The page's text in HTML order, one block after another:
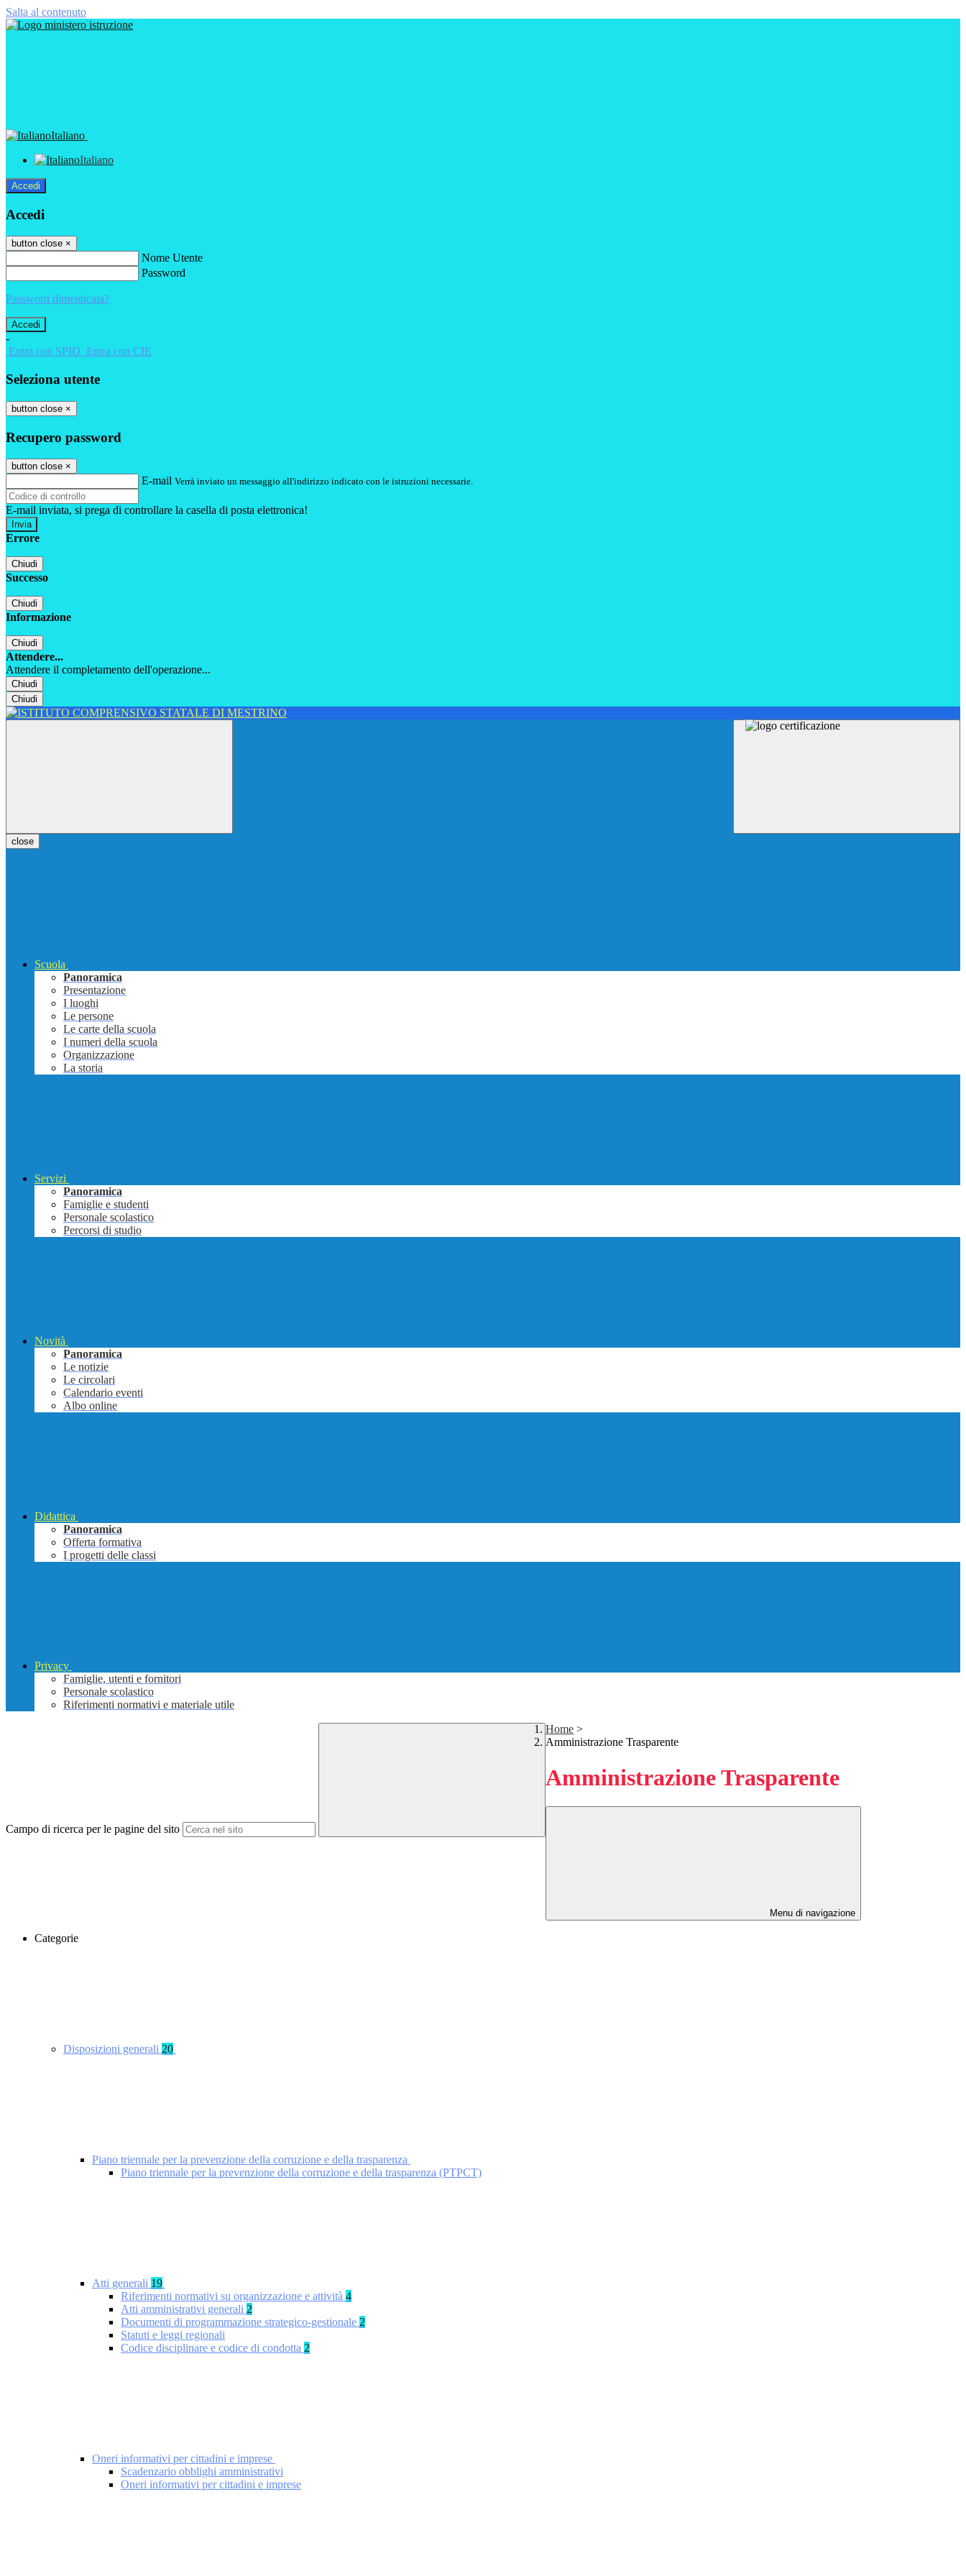
Salta al contenuto
Italiano
Italiano
Accedi
Accedi
button close ×
Nome Utente
Password
Password dimenticata?
-
Entra con SPID Entra con CIE
Seleziona utente
button close ×
Recupero password
button close ×
E-mail Verrà inviato un messaggio all'indirizzo indicato con le istruzioni necessarie.
E-mail inviata, si prega di controllare la casella di posta elettronica!
Errore
Chiudi
Successo
Chiudi
Informazione
Chiudi
Attendere...
Attendere il completamento dell'operazione...
Chiudi
Chiudi
close
Scuola
Panoramica
Presentazione
I luoghi
Le persone
Le carte della scuola
I numeri della scuola
Organizzazione
La storia
Servizi
Panoramica
Famiglie e studenti
Personale scolastico
Percorsi di studio
Novità
Panoramica
Le notizie
Le circolari
Calendario eventi
Albo online
Didattica
Panoramica
Offerta formativa
I progetti delle classi
Privacy
Famiglie, utenti e fornitori
Personale scolastico
Riferimenti normativi e materiale utile
Campo di ricerca per le pagine del sito
Home >
Amministrazione Trasparente
Amministrazione Trasparente
Menu di navigazione
Categorie
Disposizioni generali 20
Piano triennale per la prevenzione della corruzione e della trasparenza
Piano triennale per la prevenzione della corruzione e della trasparenza (PTPCT)
Atti generali 19
Riferimenti normativi su organizzazione e attività 4
Atti amministrativi generali 2
Documenti di programmazione strategico-gestionale 2
Statuti e leggi regionali
Codice disciplinare e codice di condotta 2
Oneri informativi per cittadini e imprese
Scadenzario obblighi amministrativi
Oneri informativi per cittadini e imprese